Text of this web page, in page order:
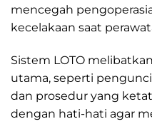
mencegah
kecelakaan saat
Sistem LOTO
utama, seperti
dan prosedur yang
dengan hati-hati agar